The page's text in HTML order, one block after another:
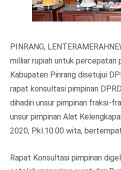
PINRANG,
milliar rupiah untuk percepatan
Kabupaten Pinrang disetujui
rapat konsultasi pimpinan
dihadiri unsur pimpinan fraksi-
unsur pimpinan Alat
2020, Pkl.10.00 wita,
Rapat Konsultasi pimpinan